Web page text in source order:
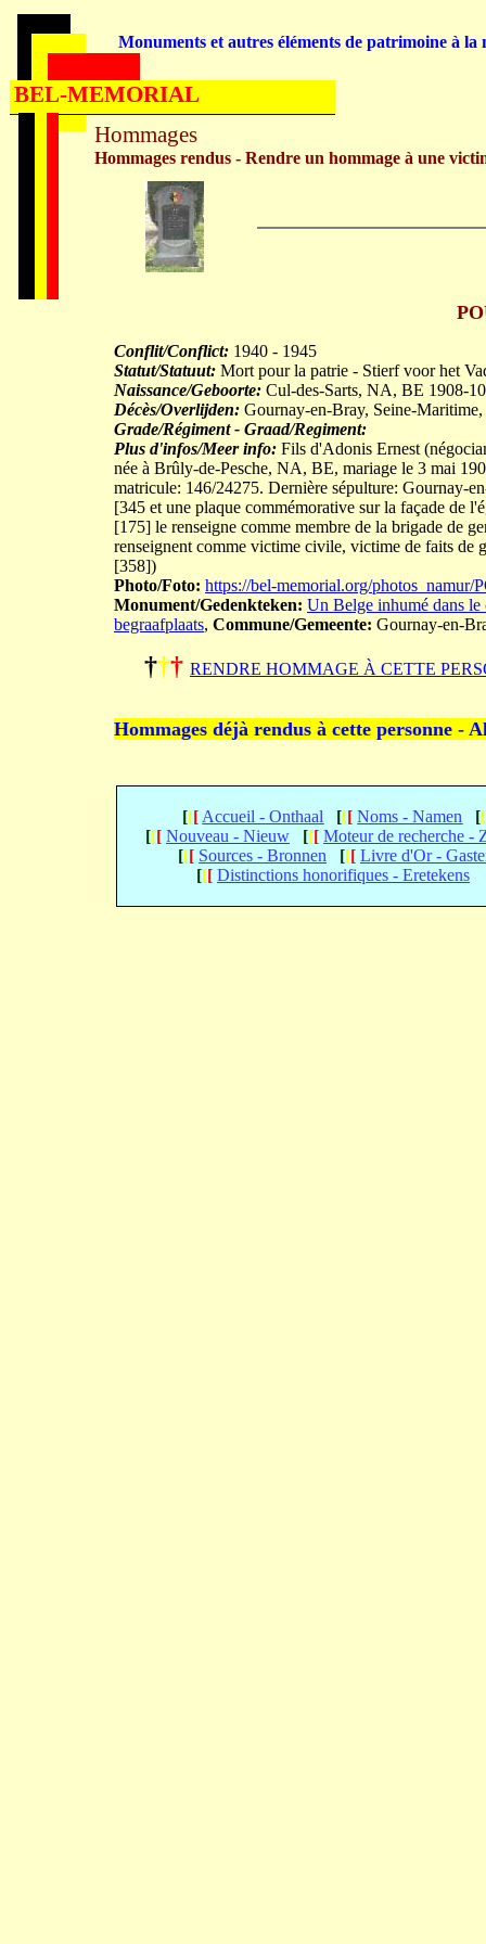
Conflit/Conflict: 1940 - 1945
Statut/Statuut: Mort pour la patrie - Stierf voor het
Naissance/Geboorte: Cul-des-Sarts, NA, BE 1908-
Décès/Overlijden: Gournay-en-Bray, Seine-
Grade/Régiment - Graad/Regiment:
Plus d'infos/Meer info: Fils d'Adonis Ernest
née à Brûly-de-Pesche, NA, BE, mariage le 3 mai
matricule: 146/24275. Dernière sépulture: Gournay-
[345 et une plaque commémorative sur la façade de
[175] le renseigne comme membre de la brigade de
renseignent comme victime civile, victime de faits de
[358])
Photo/Foto: https://bel-memorial.org/photos_namur/
Monument/Gedenkteken: Un Belge inhumé dans
begraafplaats, Commune/Gemeente: Gournay-en-
††† RENDRE HOMMAGE À CETTE
Hommages déjà rendus à cette personne -
[[[ Accueil - Onthaal [[[ Noms - Namen [[
[[[ Nouveau - Nieuw [[[ Moteur de recherche -
[[[ Sources - Bronnen [[[ Livre d'Or -
[[[ Distinctions honorifiques - Eretekens
Hommages
Hommages rendus - Rendre un hommage à une
Monuments et autres éléments de patrimoine à la
BEL-MEMORIAL